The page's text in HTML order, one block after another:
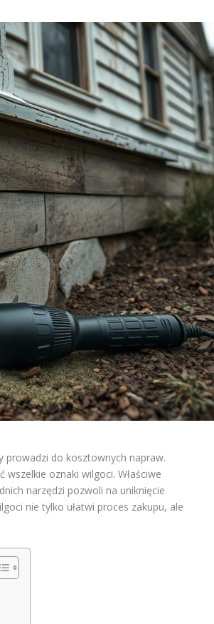
prowadzi do kosztownych napraw.
oznaki wilgoci. Właściwe
narzędzi pozwoli na uniknięcie
nie tylko ułatwi proces zakupu, ale